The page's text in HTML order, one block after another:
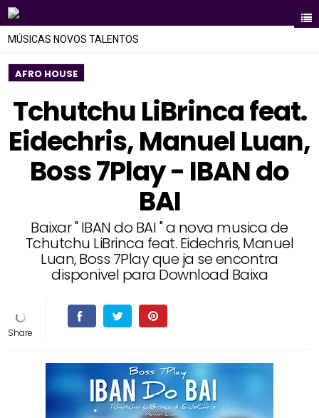
MÚSICAS NOVOS TALENTOS
AFRO HOUSE
Tchutchu LiBrinca feat.
Eidechris, Manuel Luan,
Boss 7Play - IBAN do
BAI
Baixar " IBAN do BAI " a nova musica de
Tchutchu LiBrinca feat. Eidechris, Manuel
Luan, Boss 7Play que ja se encontra
disponivel para Download Baixa